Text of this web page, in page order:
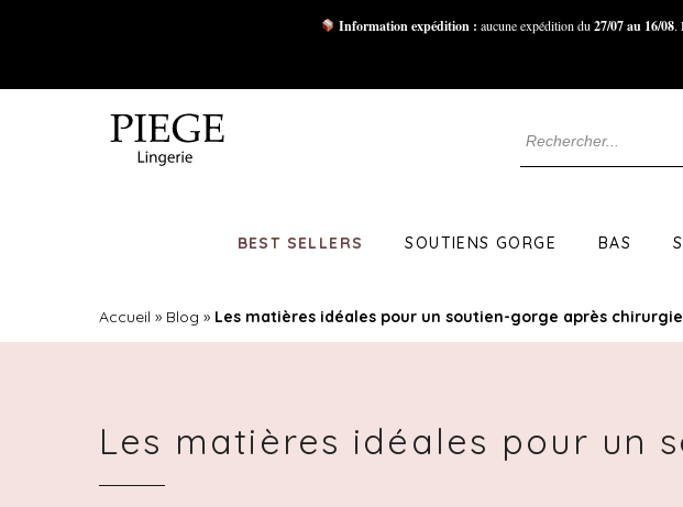
Information expédition : aucune expédition du 27/07 au 16/08.
BEST SELLERS SOUTIENS GORGE BAS
Accueil » Blog » Les matières idéales pour un soutien-gorge après
Les matières idéales pour un